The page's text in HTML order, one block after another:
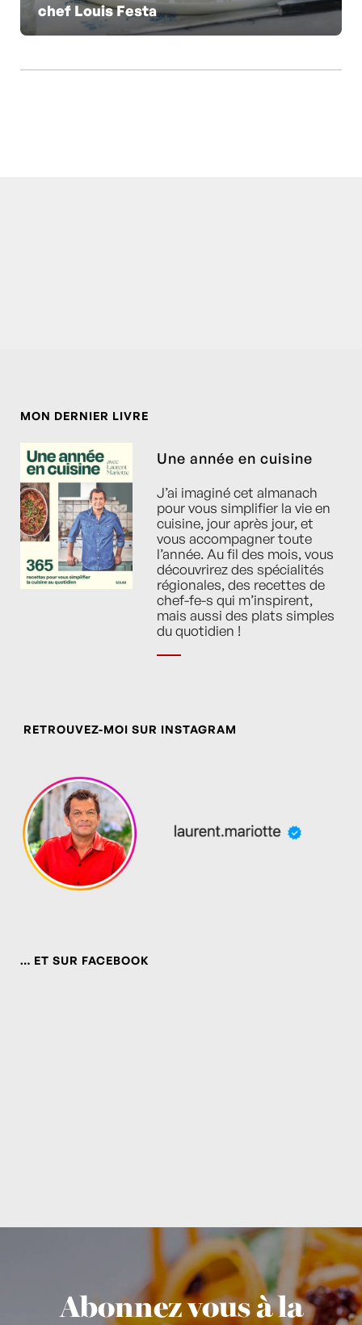
chef Louis Festa
MON DERNIER LIVRE
Une année en cuisine
J’ai imaginé cet almanach
pour vous simplifier la vie en
cuisine, jour après jour, et
vous accompagner toute
l’année. Au fil des mois, vous
découvrirez des spécialités
régionales, des recettes de
chef-fe-s qui m’inspirent,
mais aussi des plats simples
du quotidien !
RETROUVEZ-MOI SUR INSTAGRAM
… ET SUR FACEBOOK
Abonnez vous à la